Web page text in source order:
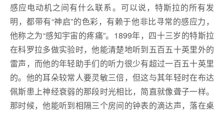
感应电动机之间有什么联系。可以说，特斯拉的所有发
明，都带有“神启”的色彩，有赖于他非比寻常的感应力，
他称之为“感知宇宙的疼痛”。1899年，四十三岁的特斯拉
在科罗拉多做实验时，他能清楚地听到五百五十英里外的
雷声，而他的年轻助手们的听力很少有超过一百五十英里
的。他的耳朵较常人要灵敏三倍，但这与其年轻时在布达
佩斯患上神经衰弱的那段时光相比，简直就像聋子一样。
那时候，他能听到相隔三个房间的钟表的滴达声，落在桌